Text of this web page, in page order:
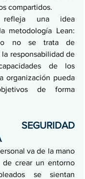
compartidos.
refleja una idea
metodología Lean:
no se trata de
responsabilidad de
de los
organización pueda
de forma
va de la mano
crear un entorno
se sientan